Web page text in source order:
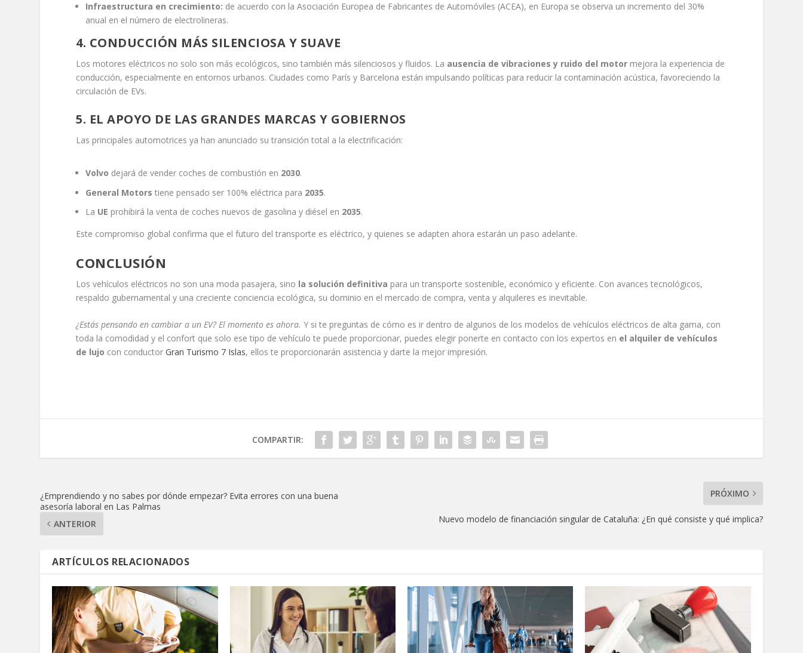
Infraestructura en crecimiento: de acuerdo con la Asociación Europea de Fabricantes de Automóviles (ACEA), en Europa se observa un incremento del 30%
anual en el número de electrolineras.
4. CONDUCCIÓN MÁS SILENCIOSA Y SUAVE
Los motores eléctricos no solo son más ecológicos, sino también más silenciosos y fluidos. La ausencia de vibraciones y ruido del motor mejora la experiencia de
conducción, especialmente en entornos urbanos. Ciudades como París y Barcelona están impulsando políticas para reducir la contaminación acústica, favoreciendo la
circulación de EVs.
5. EL APOYO DE LAS GRANDES MARCAS Y GOBIERNOS
Las principales automotrices ya han anunciado su transición total a la electrificación:
Volvo dejará de vender coches de combustión en 2030.
General Motors tiene pensado ser 100% eléctrica para 2035.
La UE prohibirá la venta de coches nuevos de gasolina y diésel en 2035.
Este compromiso global confirma que el futuro del transporte es eléctrico, y quienes se adapten ahora estarán un paso adelante.
CONCLUSIÓN
Los vehículos eléctricos no son una moda pasajera, sino la solución definitiva para un transporte sostenible, económico y eficiente. Con avances tecnológicos,
respaldo gubernamental y una creciente conciencia ecológica, su dominio en el mercado de compra, venta y alquileres es inevitable.
¿Estás pensando en cambiar a un EV? El momento es ahora. Y si te preguntas de cómo es ir dentro de algunos de los modelos de vehículos eléctricos de alta gama, con
toda la comodidad y el confort que solo ese tipo de vehículo te puede proporcionar, puedes elegir ponerte en contacto con los expertos en el alquiler de vehículos
de lujo con conductorGran Turismo 7 Islas, ellos te proporcionarán asistencia y darte la mejor impresión.
COMPARTIR:
¿Emprendiendo y no sabes por dónde empezar? Evita errores con una buena
asesoría laboral en Las Palmas
ANTERIOR
PRÓXIMO
Nuevo modelo de financiación singular de Cataluña: ¿En qué consiste y qué implica?
ARTÍCULOS RELACIONADOS